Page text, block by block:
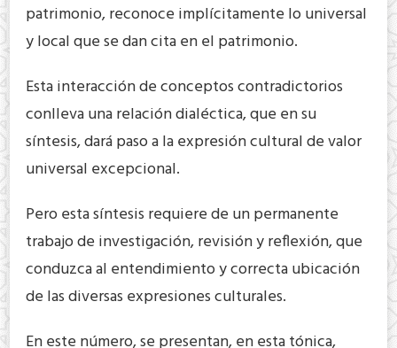
patrimonio, reconoce implícitamente lo universal
y local que se dan cita en el patrimonio.
Esta interacción de conceptos contradictorios
conlleva una relación dialéctica, que en su
síntesis, dará paso a la expresión cultural de valor
universal excepcional.
Pero esta síntesis requiere de un permanente
trabajo de investigación, revisión y reflexión, que
conduzca al entendimiento y correcta ubicación
de las diversas expresiones culturales.
En este número, se presentan, en esta tónica,